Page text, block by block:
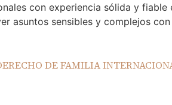
con experiencia sólida y
asuntos sensibles y complejos
DE FAMILIA